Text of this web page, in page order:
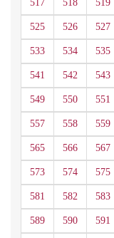
517 518 519
525 526 527
533 534 535
541 542 543
549 550 551
557 558 559
565 566 567
573 574 575
581 582 583
589 590 591